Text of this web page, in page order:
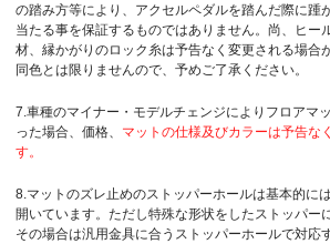
の踏み方等により、アクセルペダルを踏んだ際に踵
当たる事を保証するものではありません。尚、ヒー
材、縁かがりのロック糸は予告なく変更される場合
同色とは限りませんので、予めご了承ください。
7.車種のマイナー・モデルチェンジによりフロアマ
った場合、価格、 マットの仕様及びカラーは予告な
す。
8.マットのズレ止めのストッパーホールは基本的に
開いています。ただし特殊な形状をしたストッパー
その場合は汎用金具に合うストッパーホールで対応